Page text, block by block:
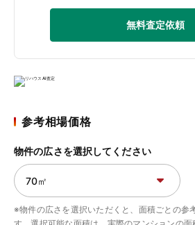
無料査定依頼
参考相場価格
物件の広さを選択してください
※物件の広さを選択いただくと、面積ごとの参